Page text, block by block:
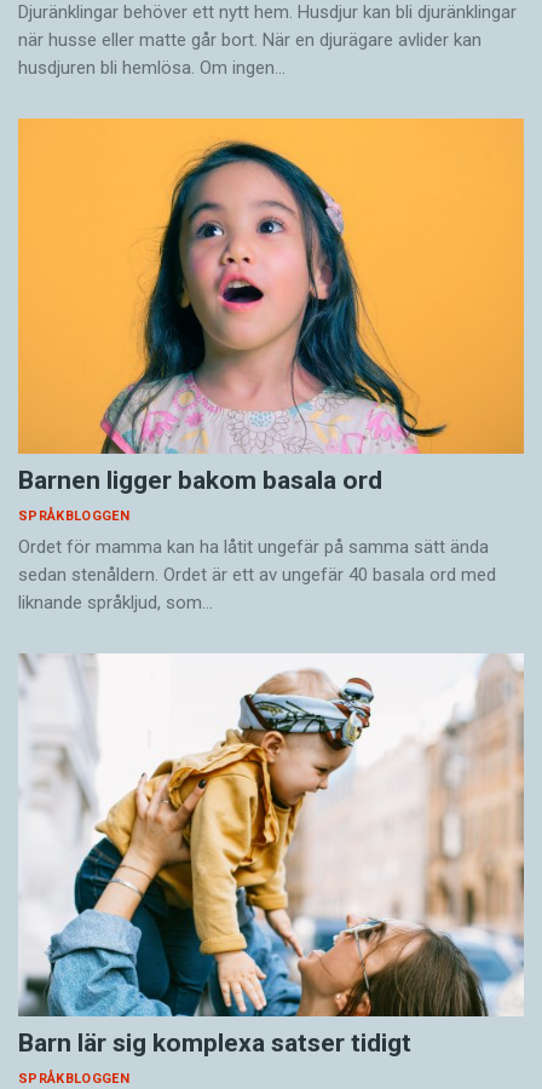
Djuränklingar behöver ett nytt hem. Husdjur kan bli djuränklingar
när husse eller matte går bort. När en djurägare avlider kan
husdjuren bli hemlösa. Om ingen…
Barnen ligger bakom basala ord
SPRÅKBLOGGEN
Ordet för mamma kan ha låtit ungefär på samma sätt ända
sedan stenåldern. Ordet är ett av ungefär 40 basala ord med
liknande språkljud, som…
Barn lär sig komplexa satser tidigt
SPRÅKBLOGGEN